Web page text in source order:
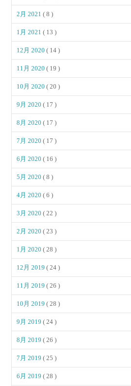
2月 2021( 8 )
1月 2021( 13 )
12月 2020( 14 )
11月 2020( 19 )
10月 2020( 20 )
9月 2020( 17 )
8月 2020( 17 )
7月 2020( 17 )
6月 2020( 16 )
5月 2020( 8 )
4月 2020( 6 )
3月 2020( 22 )
2月 2020( 23 )
1月 2020( 28 )
12月 2019( 24 )
11月 2019( 26 )
10月 2019( 28 )
9月 2019( 24 )
8月 2019( 26 )
7月 2019( 25 )
6月 2019( 28 )